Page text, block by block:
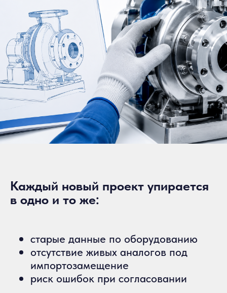
Каждый новый проект упирается
в одно и то же:
старые данные по оборудованию
отсутствие живых аналогов под
импортозамещение
риск ошибок при согласовании